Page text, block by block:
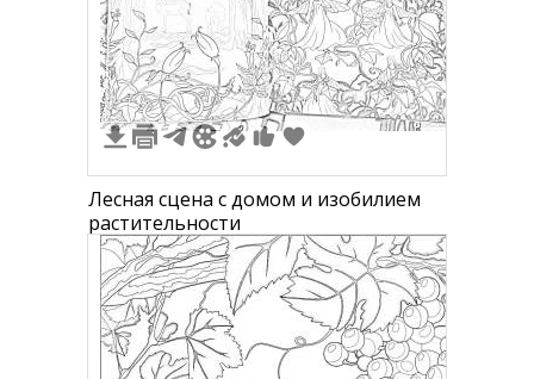
Лесная сцена с домом и изобилием
растительности